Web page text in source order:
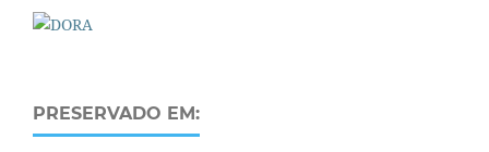
PRESERVADO EM: